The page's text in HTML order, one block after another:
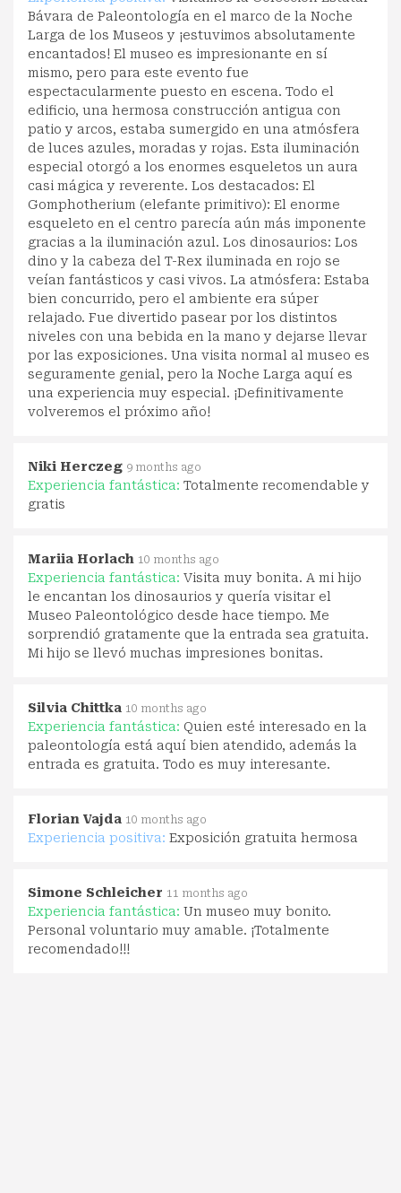
Bávara de Paleontología en el marco de la Noche
Larga de los Museos y ¡estuvimos absolutamente
encantados! El museo es impresionante en sí
mismo, pero para este evento fue
espectacularmente puesto en escena. Todo el
edificio, una hermosa construcción antigua con
patio y arcos, estaba sumergido en una atmósfera
de luces azules, moradas y rojas. Esta iluminación
especial otorgó a los enormes esqueletos un aura
casi mágica y reverente. Los destacados: El
Gomphotherium (elefante primitivo): El enorme
esqueleto en el centro parecía aún más imponente
gracias a la iluminación azul. Los dinosaurios: Los
dino y la cabeza del T-Rex iluminada en rojo se
veían fantásticos y casi vivos. La atmósfera: Estaba
bien concurrido, pero el ambiente era súper
relajado. Fue divertido pasear por los distintos
niveles con una bebida en la mano y dejarse llevar
por las exposiciones. Una visita normal al museo es
seguramente genial, pero la Noche Larga aquí es
una experiencia muy especial. ¡Definitivamente
volveremos el próximo año!
Niki Herczeg 9 months ago
Experiencia fantástica: Totalmente recomendable y
gratis
Mariia Horlach 10 months ago
Experiencia fantástica: Visita muy bonita. A mi hijo
le encantan los dinosaurios y quería visitar el
Museo Paleontológico desde hace tiempo. Me
sorprendió gratamente que la entrada sea gratuita.
Mi hijo se llevó muchas impresiones bonitas.
Silvia Chittka 10 months ago
Experiencia fantástica: Quien esté interesado en la
paleontología está aquí bien atendido, además la
entrada es gratuita. Todo es muy interesante.
Florian Vajda 10 months ago
Experiencia positiva: Exposición gratuita hermosa
Simone Schleicher 11 months ago
Experiencia fantástica: Un museo muy bonito.
Personal voluntario muy amable. ¡Totalmente
recomendado!!!